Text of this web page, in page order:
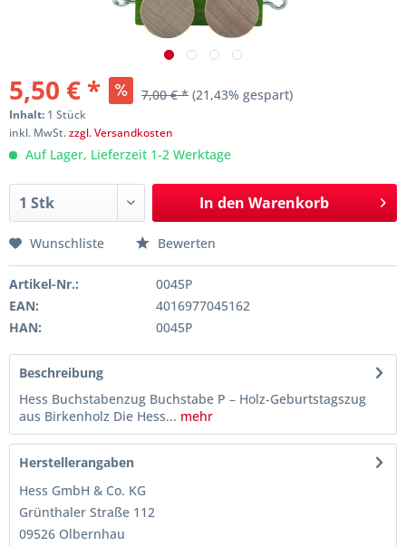
5,50 € * 7,00 € * (21,43% gespart)
Inhalt: 1 Stück
inkl. MwSt.zzgl. Versandkosten
Auf Lager, Lieferzeit 1-2 Werktage
In den Warenkorb
Wunschliste Bewerten
Artikel-Nr.:
0045P
EAN:
4016977045162
HAN:
0045P
Beschreibung
Hess Buchstabenzug Buchstabe P – Holz-Geburtstagszug
aus Birkenholz Die Hess... mehr
Herstellerangaben
Hess GmbH & Co. KG
Grünthaler Straße 112
09526 Olbernhau